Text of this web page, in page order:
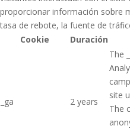
proporcionar información sobre
tasa de rebote, la fuente de
Cookie
Duración
_ga 2 years
The
site
The